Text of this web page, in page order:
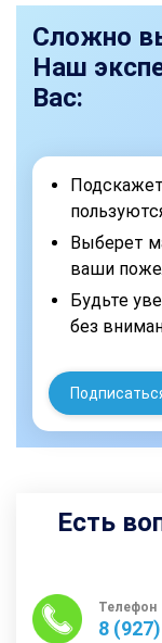
Сложно
Наш
Вас:
Выберет
ваши
Будьте
без
Есть
Телефон
8